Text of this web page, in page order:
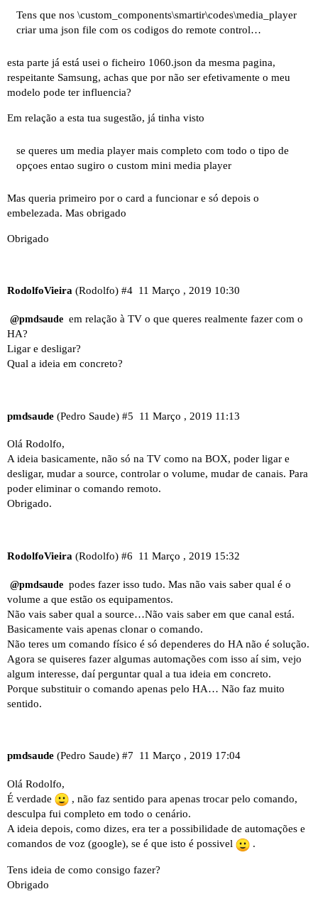
Tens que nos \custom_components\smartir\codes\media_player
criar uma json file com os codigos do remote control…
esta parte já está usei o ficheiro 1060.json da mesma pagina,
respeitante Samsung, achas que por não ser efetivamente o meu
modelo pode ter influencia?
Em relação a esta tua sugestão, já tinha visto
se queres um media player mais completo com todo o tipo de
opçoes entao sugiro o custom mini media player
Mas queria primeiro por o card a funcionar e só depois o
embelezada. Mas obrigado
Obrigado
RodolfoVieira (Rodolfo) 11 Março , 2019 10:30
#4
@pmdsaude em relação à TV o que queres realmente fazer com o
HA?
Ligar e desligar?
Qual a ideia em concreto?
pmdsaude (Pedro Saude) 11 Março , 2019 11:13
#5
Olá Rodolfo,
A ideia basicamente, não só na TV como na BOX, poder ligar e
desligar, mudar a source, controlar o volume, mudar de canais. Para
poder eliminar o comando remoto.
Obrigado.
RodolfoVieira (Rodolfo) 11 Março , 2019 15:32
#6
@pmdsaude podes fazer isso tudo. Mas não vais saber qual é o
volume a que estão os equipamentos.
Não vais saber qual a source…Não vais saber em que canal está.
Basicamente vais apenas clonar o comando.
Não teres um comando físico é só dependeres do HA não é solução.
Agora se quiseres fazer algumas automações com isso aí sim, vejo
algum interesse, daí perguntar qual a tua ideia em concreto.
Porque substituir o comando apenas pelo HA… Não faz muito
sentido.
pmdsaude (Pedro Saude) 11 Março , 2019 17:04
#7
Olá Rodolfo,
É verdade
, não faz sentido para apenas trocar pelo comando,
desculpa fui completo em todo o cenário.
A ideia depois, como dizes, era ter a possibilidade de automações e
comandos de voz (google), se é que isto é possivel
.
Tens ideia de como consigo fazer?
Obrigado